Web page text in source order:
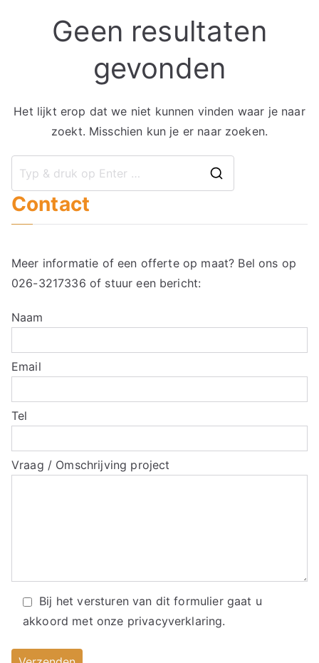
Geen resultaten
gevonden
Het lijkt erop dat we niet kunnen vinden waar je naar
zoekt. Misschien kun je er naar zoeken.
Contact
Meer informatie of een offerte op maat? Bel ons op
026-3217336 of stuur een bericht:
Naam
Email
Tel
Vraag / Omschrijving project
Bij het versturen van dit formulier gaat u
akkoord met onze privacyverklaring.